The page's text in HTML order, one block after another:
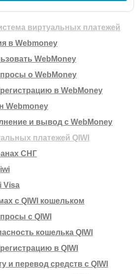
виртуальных платежей
в Webmoney
WebMoney
о WebMoney
в WebMoney
Webmoney
и вывод с WebMoney
платежей QIWI
СНГ
Visa
с QIWI кошельком
с QIWI
кошелька QIWI
в QIWI
и перевод средств c QIWI